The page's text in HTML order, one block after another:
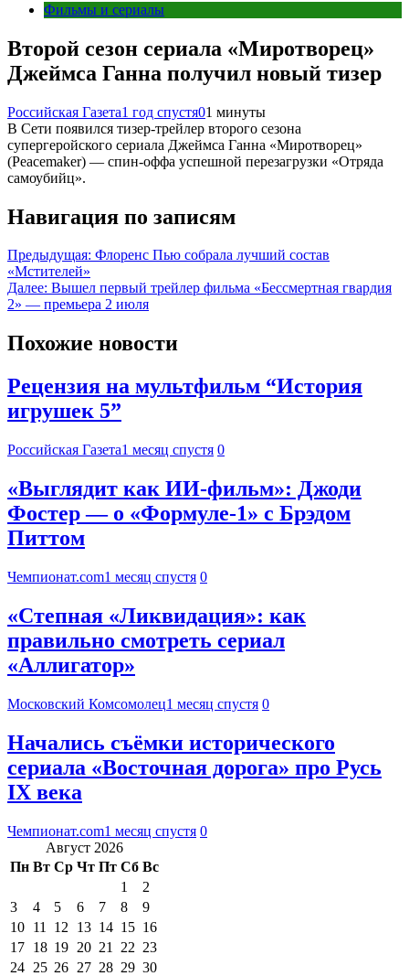
Фильмы и сериалы
Второй сезон сериала «Миротворец»
Джеймса Ганна получил новый тизер
Российская Газета1 год спустя01 минуты
В Сети появился тизер-трейлер второго сезона
супергеройского сериала Джеймса Ганна «Миротворец»
(Peacemaker) — спин-оффа успешной перезагрузки «Отряда
самоубийц».
Навигация по записям
Предыдущая: Флоренс Пью собрала лучший состав
«Мстителей»
Далее: Вышел первый трейлер фильма «Бессмертная гвардия
2» — премьера 2 июля
Похожие новости
Рецензия на мультфильм “История
игрушек 5”
Российская Газета1 месяц спустя 0
«Выглядит как ИИ-фильм»: Джоди
Фостер — о «Формуле-1» с Брэдом
Питтом
Чемпионат.com1 месяц спустя 0
«Степная «Ликвидация»: как
правильно смотреть сериал
«Аллигатор»
Московский Комсомолец1 месяц спустя 0
Начались съёмки исторического
сериала «Восточная дорога» про Русь
IX века
Чемпионат.com1 месяц спустя 0
Август 2026
Пн Вт Ср Чт Пт Сб Вс
1
2
3
4 5 6 7 8
9
10 11 12 13 14 15 16
17 18 19 20 21 22 23
24 25 26 27 28 29 30